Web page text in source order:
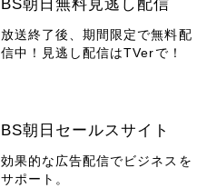
BS朝日無料見逃し配信
放送終了後、期間限定で無料配
信中！見逃し配信はTVerで！
BS朝日セールスサイト
効果的な広告配信でビジネスを
サポート。